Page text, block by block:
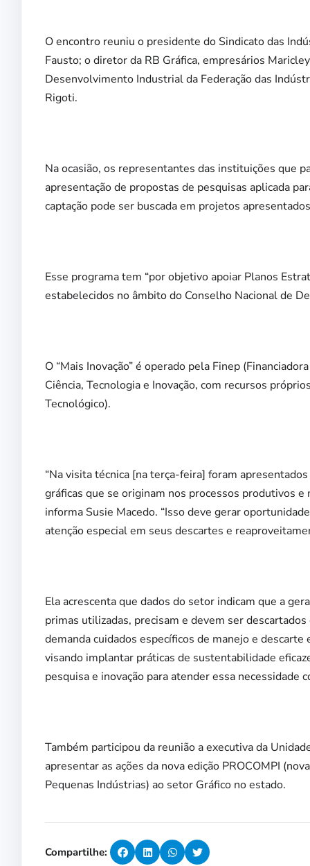
O encontro reuniu o presidente do Sindicato das
Fausto; o diretor da RB Gráfica, empresários
Desenvolvimento Industrial da Federação das
Rigoti.
Na ocasião, os representantes das instituições que
apresentação de propostas de pesquisas aplicada
captação pode ser buscada em projetos
Esse programa tem “por objetivo apoiar Planos
estabelecidos no âmbito do Conselho Nacional de
O “Mais Inovação” é operado pela Finep
Ciência, Tecnologia e Inovação, com recursos
Tecnológico).
“Na visita técnica [na terça-feira] foram
gráficas que se originam nos processos produtivos
informa Susie Macedo. “Isso deve gerar
atenção especial em seus descartes e
Ela acrescenta que dados do setor indicam que a
primas utilizadas, precisam e devem ser
demanda cuidados específicos de manejo e
visando implantar práticas de sustentabilidade
pesquisa e inovação para atender essa necessidade
Também participou da reunião a executiva da
apresentar as ações da nova edição PROCOMPI
Pequenas Indústrias) ao setor Gráfico no estado.
Compartilhe: